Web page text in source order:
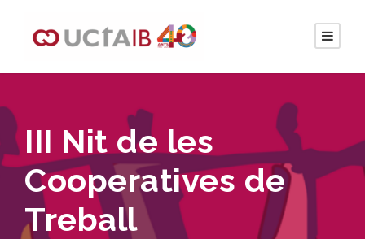
III Nit de les
Cooperatives de
Treball